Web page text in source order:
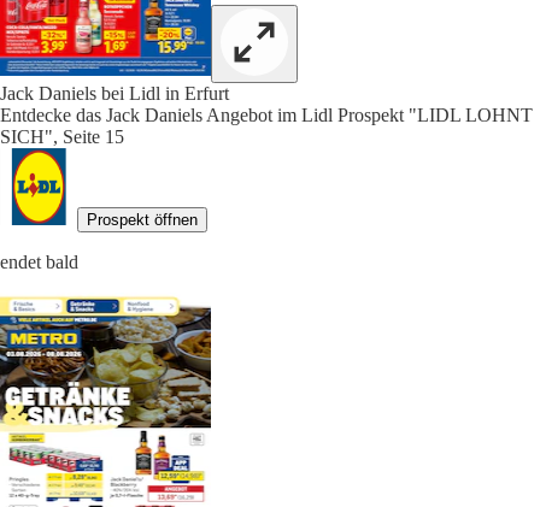
Jack Daniels bei Lidl in Erfurt
Entdecke das Jack Daniels Angebot im Lidl Prospekt "LIDL LOHNT
SICH", Seite 15
Prospekt öffnen
endet bald